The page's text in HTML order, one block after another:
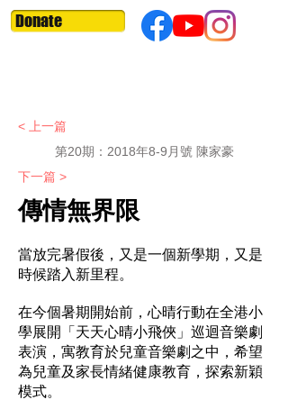
Donate
< 上一篇
第20期：2018年8-9月號 陳家豪
下一篇 >
傳情無界限
當放完暑假後，又是一個新學期，又是
時候踏入新里程。
在今個暑期開始前，心晴行動在全港小
學展開「天天心晴小飛俠」巡迴音樂劇
表演，寓教育於兒童音樂劇之中，希望
為兒童及家長情緒健康教育，探索新穎
模式。